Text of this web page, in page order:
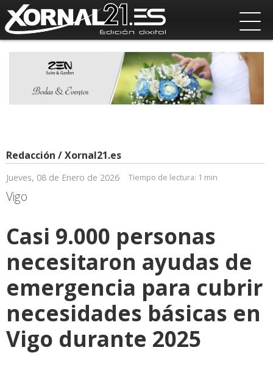
Redacción / Xornal21.es
Jueves, 08 de Enero de 2026 Tiempo de lectura: 1 min
Vigo
Casi 9.000 personas
necesitaron ayudas de
emergencia para cubrir
necesidades básicas en
Vigo durante 2025